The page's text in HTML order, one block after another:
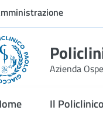
Azienda
Il Policlinico